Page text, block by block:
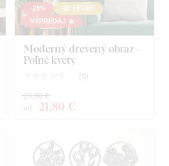
-25%
3D EFEKT
VÝPREDAJ 🔥
Moderný drevený obraz -
Poľné kvety
( 0)
od 21,80 €
29,00 €